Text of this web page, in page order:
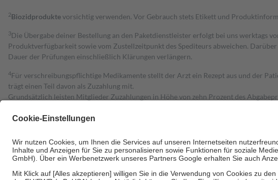
2Biozidproduktevorsichtig verwenden. Vor Gebrauch stets Etikett und
3Die Übergabe deiner Bestellung an den Paketdienstleister erfolgt bei uns werktags
Produktverfügbarkeit sowie vom Zustellzeitpunkt des Spediteurs abweichen.
Dauer der Prüfungen einschließlich Klärungen verlängern.
4Für verschreibungspflichtige Medikamente stellt der Arzt ein Rezept aus und der
trägt einen Teil davon als Zuzahlung mit.
Grundsätzlich leisten Mitglieder Zuzahlungen in Höhe von zehn Prozent des
Diese Regeln gelten grundsätzlich auch für Online-Apotheken.
Um das Engagement der Versicherten für ihre eigene Gesundheit zu stärken und die
• Kindern und Jugendlichen bis zum vollendeten 18. Lebensjahr mit Ausnahme der
• Untersuchungen zur Vorsorge und Früherkennung, die von der GKV getragen
• empfohlenen Schutzimpfungen